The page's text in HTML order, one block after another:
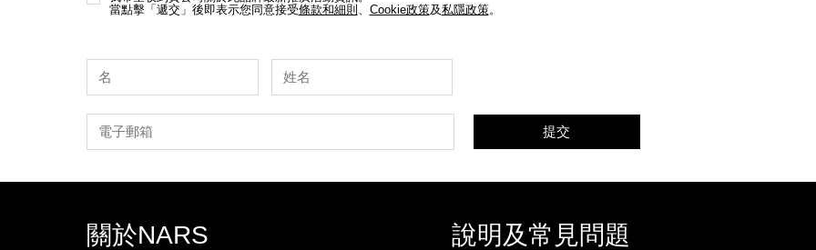
當點擊「遞交」後即表示您同意接受條款和細則 、 Cookie政策及私隱政策。
提交
關於NARS 說明及常見問題